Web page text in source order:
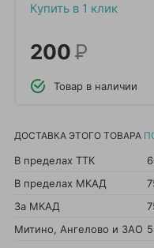
Купить в 1 клик
200Р
Товар в наличии
ДОСТАВКА ЭТОГО ТОВАРА
В пределах ТТК
В пределах МКАД
За МКАД
Митино, Ангелово и ЗАО